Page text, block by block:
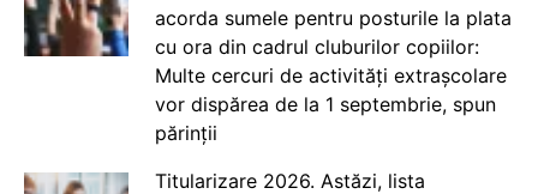
acorda sumele pentru posturile la plata
cu ora din cadrul cluburilor copiilor:
Multe cercuri de activități extrașcolare
vor dispărea de la 1 septembrie, spun
părinții
Titularizare 2026. Astăzi, lista